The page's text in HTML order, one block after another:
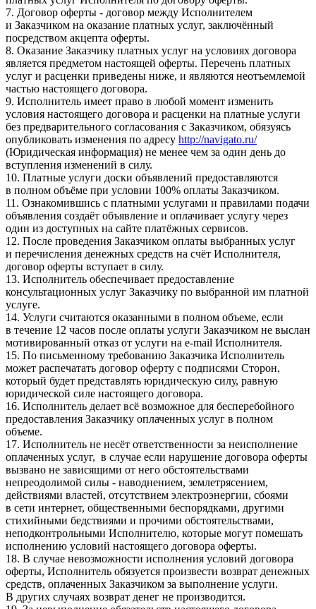
7. Договор оферты - договор между Исполнителем
и Заказчиком на оказание платных услуг, заключённый
посредством акцепта оферты.
8. Оказание Заказчику платных услуг на условиях договора
является предметом настоящей оферты. Перечень платных
услуг и расценки приведены ниже, и являются неотъемлемой
частью настоящего договора.
9. Исполнитель имеет право в любой момент изменить
условия настоящего договора и расценки на платные услуги
без предварительного согласования с Заказчиком, обязуясь
опубликовать изменения по адресу http://navigato.ru/
(Юридическая информация) не менее чем за один день до
вступления изменений в силу.
10. Платные услуги доски объявлений предоставляются
в полном объёме при условии 100% оплаты Заказчиком.
11. Ознакомившись с платными услугами и правилами подачи
объявления создаёт объявление и оплачивает услугу через
один из доступных на сайте платёжных сервисов.
12. После проведения Заказчиком оплаты выбранных услуг
и перечисления денежных средств на счёт Исполнителя,
договор оферты вступает в силу.
13. Исполнитель обеспечивает предоставление
консультационных услуг Заказчику по выбранной им платной
услуге.
14. Услуги считаются оказанными в полном объеме, если
в течение 12 часов после оплаты услуги Заказчиком не выслан
мотивированный отказ от услуги на e-mail Исполнителя.
15. По письменному требованию Заказчика Исполнитель
может распечатать договор оферту с подписями Сторон,
который будет представлять юридическую силу, равную
юридической силе настоящего договора.
16. Исполнитель делает всё возможное для бесперебойного
предоставления Заказчику оплаченных услуг в полном
объеме.
17. Исполнитель не несёт ответственности за неисполнение
оплаченных услуг, в случае если нарушение договора оферты
вызвано не зависящими от него обстоятельствами
непреодолимой силы - наводнением, землетрясением,
действиями властей, отсутствием электроэнергии, сбоями
в сети интернет, общественными беспорядками, другими
стихийными бедствиями и прочими обстоятельствами,
неподконтрольными Исполнителю, которые могут помешать
исполнению условий настоящего договора оферты.
18. В случае невозможности исполнения условий договора
оферты, Исполнитель обязуется произвести возврат денежных
средств, оплаченных Заказчиком за выполнение услуги.
В других случаях возврат денег не производится.